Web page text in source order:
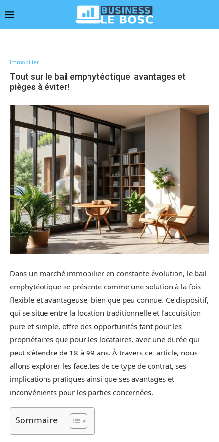
Immobilier
Tout sur le bail emphytéotique: avantages et
pièges à éviter!
Dans un marché immobilier en constante évolution, le bail
emphytéotique se présente comme une solution à la fois
flexible et avantageuse, bien que peu connue. Ce dispositif,
qui se situe entre la location traditionnelle et l’acquisition
pure et simple, offre des opportunités tant pour les
propriétaires que pour les locataires, avec une durée qui
peut s’étendre de 18 à 99 ans. À travers cet article, nous
allons explorer les facettes de ce type de contrat, ses
implications pratiques ainsi que ses avantages et
inconvénients pour les parties concernées.
Sommaire